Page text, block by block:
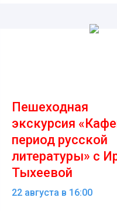
Пешеходная
экскурсия
период русской
литературы» с
Тыхеевой
22 августа в 16:00